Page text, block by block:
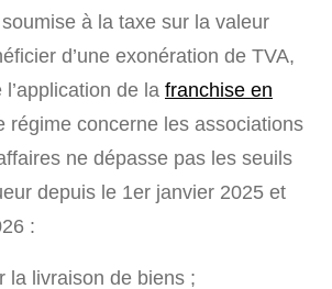
à la taxe sur la valeur
d’une exonération de TVA,
de la franchise en
régime concerne les associations
ne dépasse pas les seuils
depuis le 1er janvier 2025 et
:
la livraison de biens ;